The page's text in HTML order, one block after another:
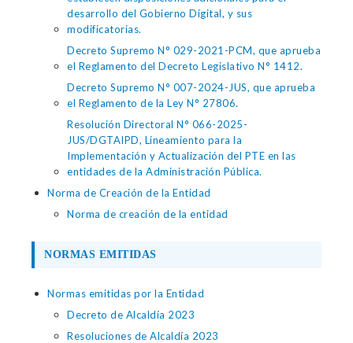
desarrollo del Gobierno Digital, y sus
modificatorias.
Decreto Supremo N° 029-2021-PCM, que aprueba
el Reglamento del Decreto Legislativo N° 1412.
Decreto Supremo N° 007-2024-JUS, que aprueba
el Reglamento de la Ley N° 27806.
Resolución Directoral N° 066-2025-
JUS/DGTAIPD, Lineamiento para la
Implementación y Actualización del PTE en las
entidades de la Administración Pública.
Norma de Creación de la Entidad
Norma de creación de la entidad
NORMAS EMITIDAS
Normas emitidas por la Entidad
Decreto de Alcaldía 2023
Resoluciones de Alcaldía 2023